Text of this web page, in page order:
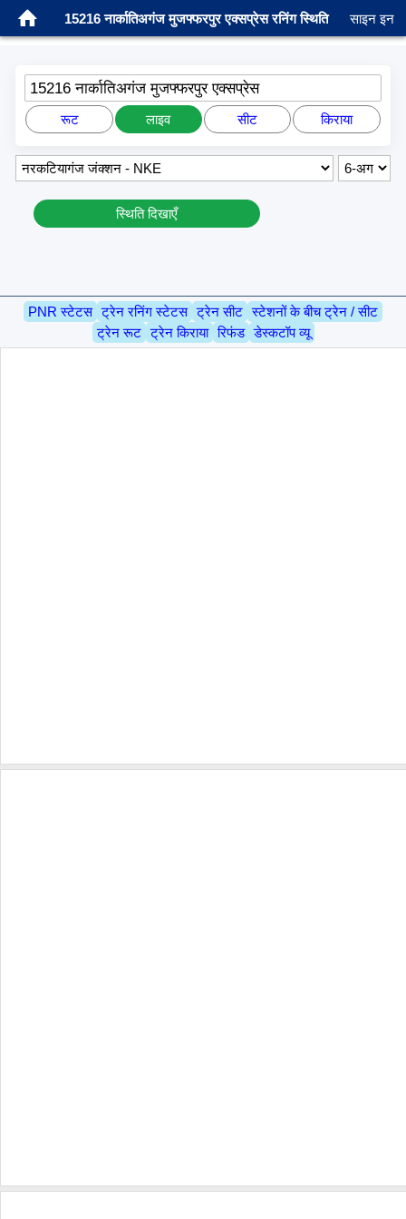
15216 नार्कातिअगंज मुजफ्फरपुर एक्सप्रेस रनिंग स्थिति साइन इन
15216 नार्कातिअगंज मुजफ्फरपुर एक्सप्रेस
रूट लाइव सीट किराया
स्थिति दिखाएँ
PNR स्टेटस ट्रेन रनिंग स्टेटस ट्रेन सीट स्टेशनों के बीच ट्रेन / सीट
ट्रेन रूट ट्रेन किराया रिफंड डेस्कटॉप व्यू